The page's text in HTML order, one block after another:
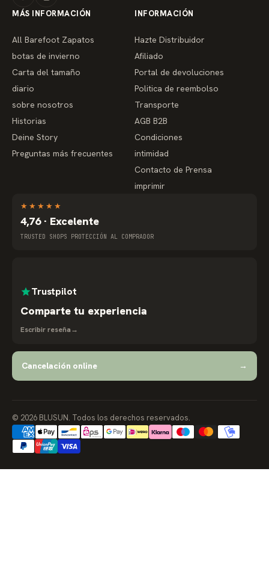
MÁS INFORMACIÓN
All Barefoot Zapatos
botas de invierno
Carta del tamaño
diario
sobre nosotros
Historias
Deine Story
Preguntas más frecuentes
INFORMACIÓN
Hazte Distribuidor
Afiliado
Portal de devoluciones
Politica de reembolso
Transporte
AGB B2B
Condiciones
intimidad
Contacto de Prensa
imprimir
★ ★ ★ ★ ★
4,76 · Excelente
TRUSTED SHOPS PROTECCIÓN AL COMPRADOR
Trustpilot
Comparte tu experiencia
Escribir reseña→
Cancelación online →
© 2026 BLUSUN. Todos los derechos reservados.